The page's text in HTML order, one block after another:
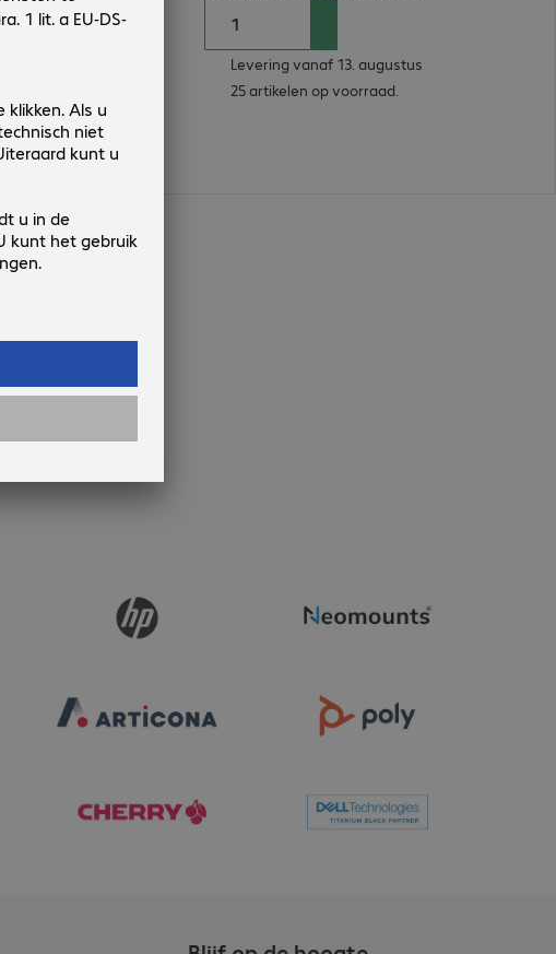
Levering vanaf 13. augustus
25 artikelen op voorraad.
meer